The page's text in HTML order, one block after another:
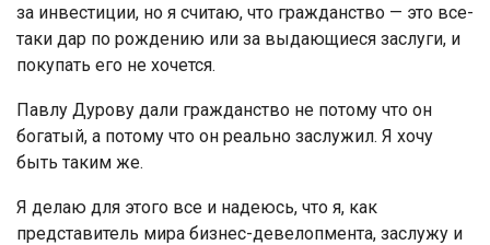
за инвестиции, но я считаю, что гражданство — это все-
таки дар по рождению или за выдающиеся заслуги, и
покупать его не хочется.
Павлу Дурову дали гражданство не потому что он
богатый, а потому что он реально заслужил. Я хочу
быть таким же.
Я делаю для этого все и надеюсь, что я, как
представитель мира бизнес-девелопмента, заслужу и